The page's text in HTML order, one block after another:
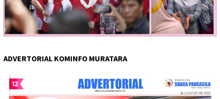
ADVERTORIAL KOMINFO MURATARA